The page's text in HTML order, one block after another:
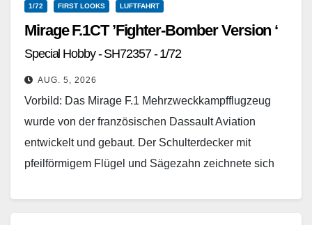
1/72 FIRST LOOKS LUFTFAHRT
Mirage F.1CT ’Fighter-Bomber Version ‘
Special Hobby - SH72357 - 1/72
AUG. 5, 2026
Vorbild: Das Mirage F.1 Mehrzweckkampfflugzeug
wurde von der französischen Dassault Aviation
entwickelt und gebaut. Der Schulterdecker mit
pfeilförmigem Flügel und Sägezahn zeichnete sich